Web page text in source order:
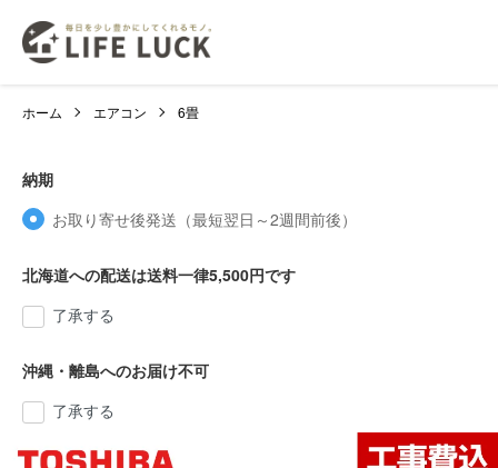
ホーム エアコン 6畳
納期
お取り寄せ後発送（最短翌日～2週間前後）
北海道への配送は送料一律5,500円です
了承する
沖縄・離島へのお届け不可
了承する